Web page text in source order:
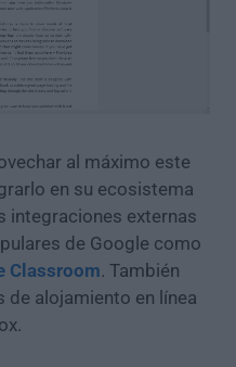
al máximo este
en su ecosistema
integraciones externas
de Google como
Classroom. También
alojamiento en línea